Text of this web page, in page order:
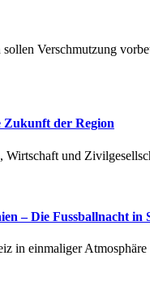
Verschmutzung
Zukunft der Region
Wirtschaft und
– Die Fussballnacht in
in einmaliger